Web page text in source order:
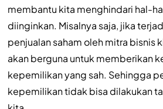
membantu kita menghindari hal-
diinginkan. Misalnya saja, jika
penjualan saham oleh mitra bisnis
akan berguna untuk memberikan
kepemilikan yang sah. Sehingga
kepemilikan tidak bisa dilakukan